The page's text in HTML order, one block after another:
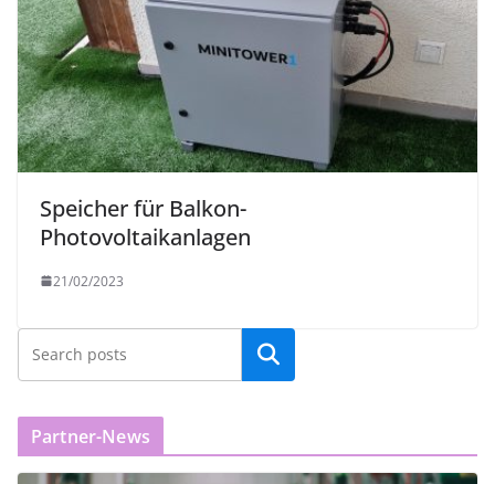
Speicher für Balkon-
Photovoltaikanlagen
21/02/2023
Partner-News